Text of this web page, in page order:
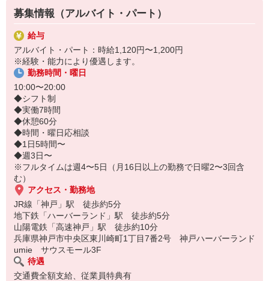
募集情報（アルバイト・パート）
給与
アルバイト・パート：時給1,120円〜1,200円
※経験・能力により優遇します。
勤務時間・曜日
10:00〜20:00
◆シフト制
◆実働7時間
◆休憩60分
◆時間・曜日応相談
◆1日5時間〜
◆週3日〜
※フルタイムは週4〜5日（月16日以上の勤務で日曜2〜3回含
む）
アクセス・勤務地
JR線「神戸」駅 徒歩約5分
地下鉄「ハーバーランド」駅 徒歩約5分
山陽電鉄「高速神戸」駅 徒歩約10分
兵庫県神戸市中央区東川崎町1丁目7番2号 神戸ハーバーランド
umie サウスモール3F
待遇
交通費全額支給、従業員特典有